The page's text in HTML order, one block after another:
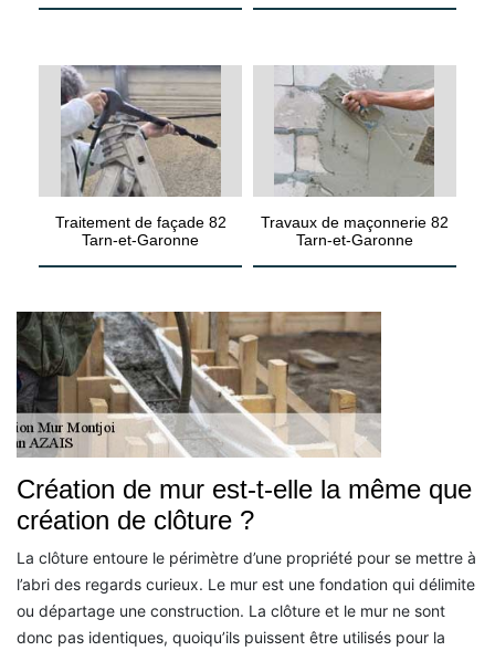
Traitement de façade 82
Tarn-et-Garonne
Travaux de maçonnerie 82
Tarn-et-Garonne
Création de mur est-t-elle la même que
création de clôture ?
La clôture entoure le périmètre d’une propriété pour se mettre à
l’abri des regards curieux. Le mur est une fondation qui délimite
ou départage une construction. La clôture et le mur ne sont
donc pas identiques, quoiqu’ils puissent être utilisés pour la